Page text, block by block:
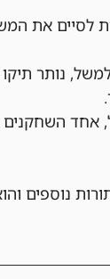
לסיים את
נותר תיקו
השחקנים
נוספים